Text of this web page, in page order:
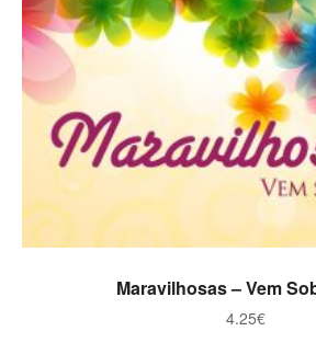
ADICIONAR
Maravilhosas – Vem
4.25€